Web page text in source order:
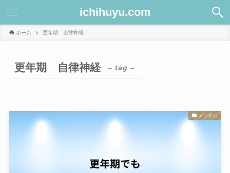
ichihuyu.com
ホーム 更年期 自律神経
更年期 自律神経 – tag –
メンタル